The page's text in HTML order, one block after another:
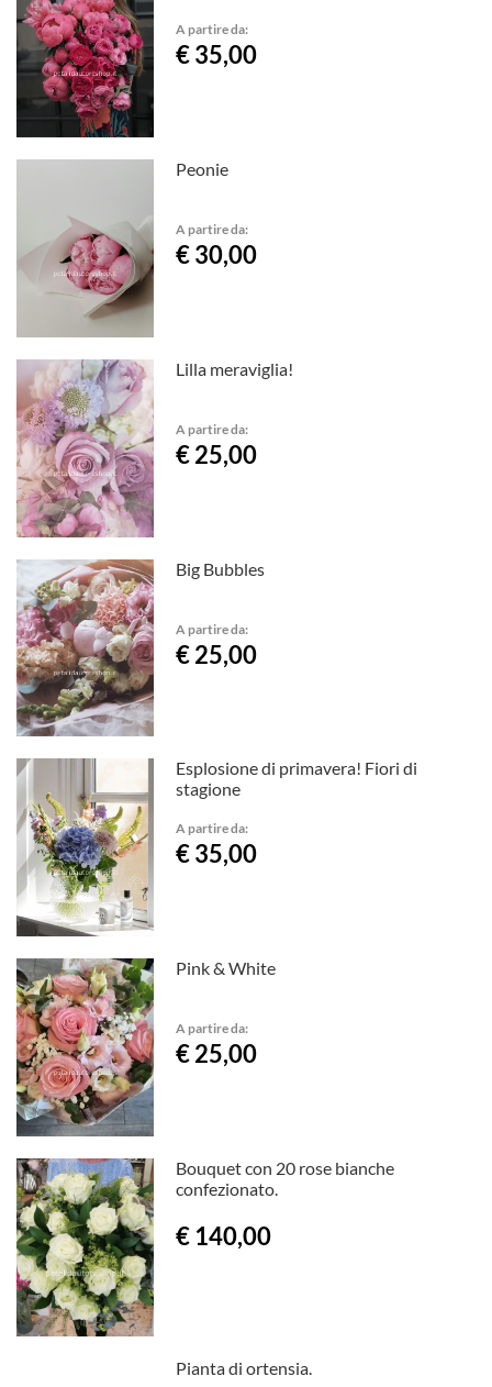
A partire da:
€ 35,00
Peonie
A partire da:
€ 30,00
Lilla meraviglia!
A partire da:
€ 25,00
Big Bubbles
A partire da:
€ 25,00
Esplosione di primavera! Fiori di
stagione
A partire da:
€ 35,00
Pink & White
A partire da:
€ 25,00
Bouquet con 20 rose bianche
confezionato.
€ 140,00
Pianta di ortensia.